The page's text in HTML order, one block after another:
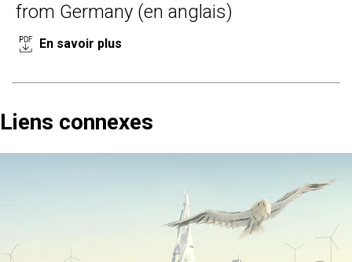
from Germany (en anglais)
En savoir plus
Liens connexes